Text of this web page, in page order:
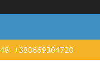
+380669304720